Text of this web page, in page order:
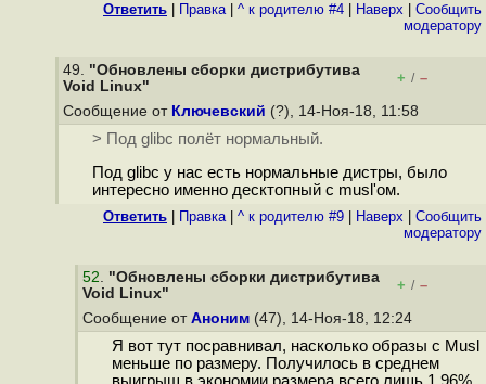
Ответить Правка| ^ к родителю #4 Наверх
Cообщить
модератору
49. "Обновлены сборки дистрибутива
Void Linux"
+ / –
Сообщение от Ключевский (?), 14-Ноя-18, 11:58
> Под glibc полёт нормальный.
Под glibc у нас есть нормальные дистры, было
интересно именно десктопный с musl'ом.
Ответить Правка| ^ к родителю #9 Наверх
Cообщить
модератору
52. "Обновлены сборки дистрибутива
Void Linux"
+ / –
Сообщение от Аноним (47), 14-Ноя-18, 12:24
Я вот тут посравнивал, насколько образы с Musl
меньше по размеру. Получилось в среднем